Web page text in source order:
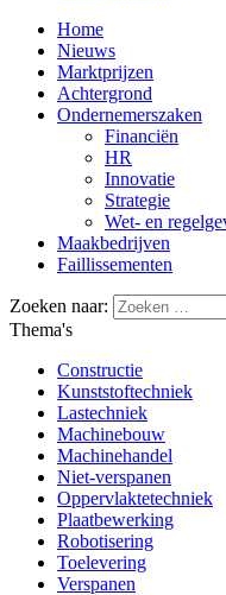
Home
Nieuws
Marktprijzen
Achtergrond
Ondernemerszaken
Financiën
HR
Innovatie
Strategie
Wet- en
Maakbedrijven
Faillissementen
Zoeken naar:
Thema's
Constructie
Kunststoftechniek
Lastechniek
Machinebouw
Machinehandel
Niet-verspanen
Oppervlaktetechniek
Plaatbewerking
Robotisering
Toelevering
Verspanen